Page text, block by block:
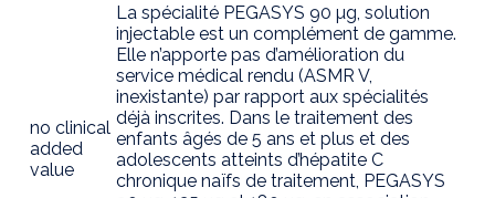
no clinical
added
value
La spécialité PEGASYS 90 µg, solution
injectable est un complément de gamme.
Elle n’apporte pas d’amélioration du
service médical rendu (ASMR V,
inexistante) par rapport aux spécialités
déjà inscrites. Dans le traitement des
enfants âgés de 5 ans et plus et des
adolescents atteints d’hépatite C
chronique naïfs de traitement, PEGASYS